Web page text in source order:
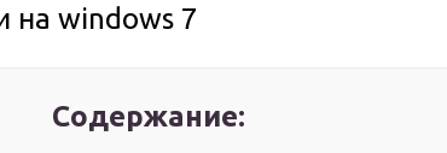
на windows 7
Содержание: